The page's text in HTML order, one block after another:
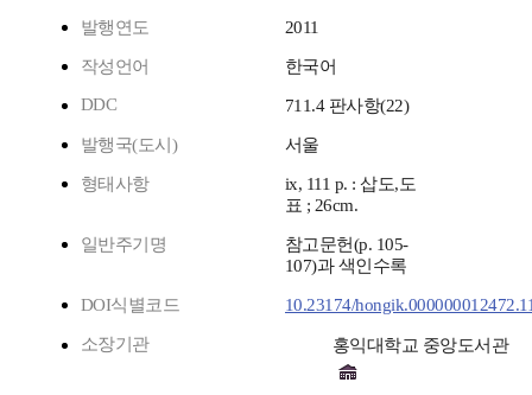
발행연도 2011
작성언어
한국어
DDC
711.4 판사항(22)
발행국(도시) 서울
형태사항
ix, 111 p. : 삽도,도
표 ; 26cm.
일반주기명
참고문헌(p. 105-
107)과 색인수록
DOI식별코드 10.23174/
소장기관 홍익대학교 중앙도서관